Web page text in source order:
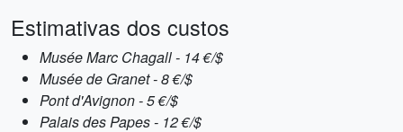
Estimativas dos custos
Musée Marc Chagall - 14 €/$
Musée de Granet - 8 €/$
Pont d'Avignon - 5 €/$
Palais des Papes - 12 €/$